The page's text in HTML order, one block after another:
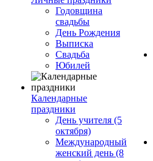
Годовщина
свадьбы
День Рождения
Выписка
Свадьба
Юбилей
Календарные
праздники
День учителя (5
октября)
Международный
женский день (8